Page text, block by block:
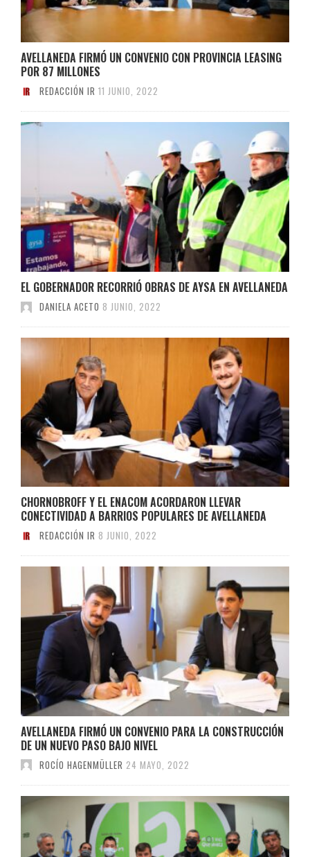
AVELLANEDA FIRMÓ UN CONVENIO CON PROVINCIA LEASING
POR 87 MILLONES
REDACCIÓN IR 11 JUNIO, 2022
EL GOBERNADOR RECORRIÓ OBRAS DE AYSA EN AVELLANEDA
DANIELA ACETO 8 JUNIO, 2022
CHORNOBROFF Y EL ENACOM ACORDARON LLEVAR
CONECTIVIDAD A BARRIOS POPULARES DE AVELLANEDA
REDACCIÓN IR 8 JUNIO, 2022
AVELLANEDA FIRMÓ UN CONVENIO PARA LA CONSTRUCCIÓN
DE UN NUEVO PASO BAJO NIVEL
ROCÍO HAGENMÜLLER 24 MAYO, 2022